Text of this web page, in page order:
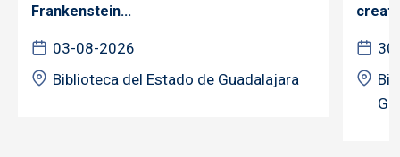
Frankenstein...
03-08-2026
Biblioteca del Estado de Guadalajara